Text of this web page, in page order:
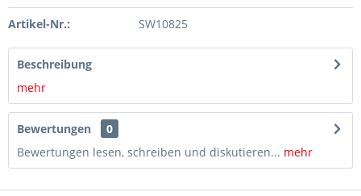
Artikel-Nr.: SW10825
Beschreibung
mehr
Bewertungen
0
Bewertungen lesen, schreiben und diskutieren... mehr